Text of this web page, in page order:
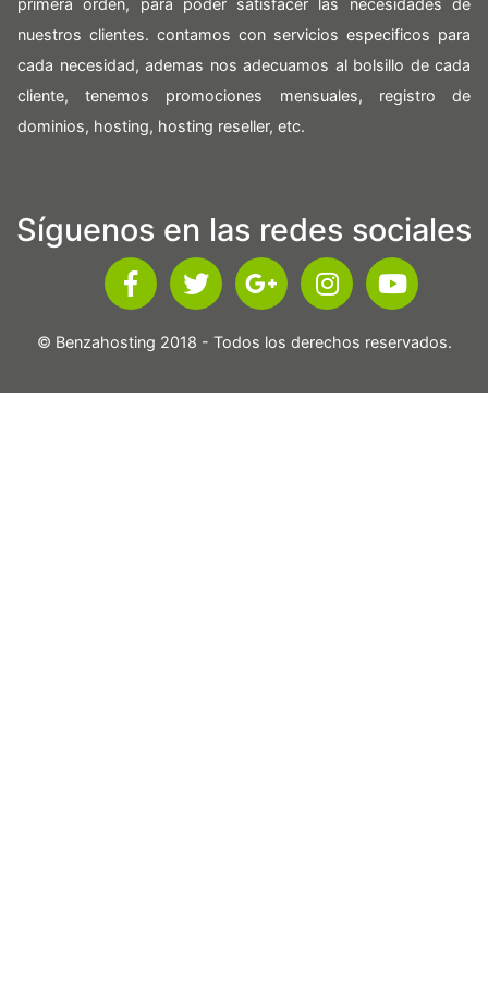
nuestros clientes. contamos con servicios especificos para
cada necesidad, ademas nos adecuamos al bolsillo de cada
cliente, tenemos promociones mensuales, registro de
dominios, hosting, hosting reseller, etc.
Síguenos en las redes sociales
© Benzahosting 2018 - Todos los derechos reservados.